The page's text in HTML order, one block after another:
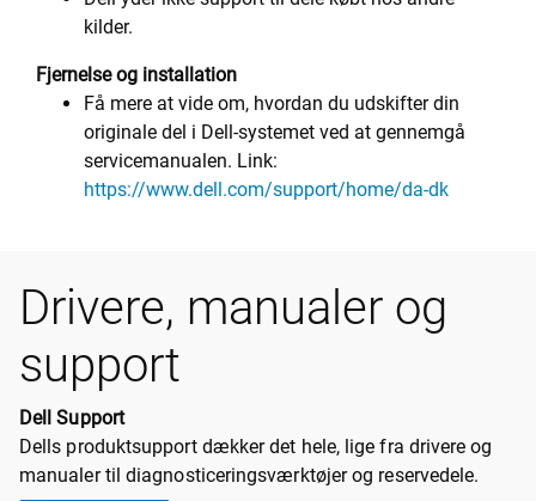
kilder.
Fjernelse og installation
Få mere at vide om, hvordan du udskifter din
originale del i Dell-systemet ved at gennemgå
servicemanualen. Link:
https://www.dell.com/support/home/da-dk
Drivere, manualer og
support
Dell Support
Dells produktsupport dækker det hele, lige fra drivere og
manualer til diagnosticeringsværktøjer og reservedele.